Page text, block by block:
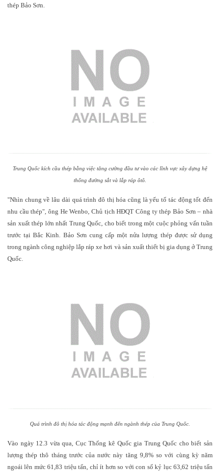
thép Bảo Sơn.
Trung Quốc kích cầu thép bằng việc tăng cường đầu tư vào các lĩnh vực xây dựng hệ
thống đường sắt và lắp ráp ôtô.
"Nhìn chung về lâu dài quá trình đô thị hóa cũng là yếu tố tác động tốt đến
nhu cầu thép", ông He Wenbo, Chủ tịch HĐQT Công ty thép Bảo Sơn – nhà
sản xuất thép lớn nhất Trung Quốc, cho biết trong một cuộc phỏng vấn tuần
trước tại Bắc Kinh. Bảo Sơn cung cấp một nửa lượng thép được sử dụng
trong ngành công nghiệp lắp ráp xe hơi và sản xuất thiết bị gia dụng ở Trung
Quốc.
Quá trình đô thị hóa tác động mạnh đến ngành thép của Trung Quốc.
Vào ngày 12.3 vừa qua, Cục Thống kê Quốc gia Trung Quốc cho biết sản
lượng thép thô tháng trước của nước này tăng 9,8% so với cùng kỳ năm
ngoái lên mức 61,83 triệu tấn, chỉ ít hơn so với con số kỷ lục 63,62 triệu tấn